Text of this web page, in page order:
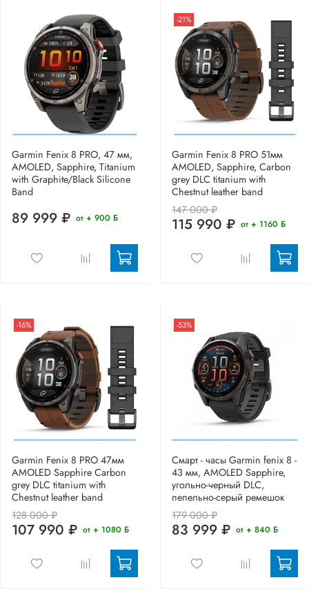
Garmin Fenix 8 PRO, 47 мм,
AMOLED, Sapphire, Titanium
with Graphite/Black Silicone
Band
89 999 ₽ от + 900 Б
-21%
Garmin Fenix 8 PRO 51мм
AMOLED, Sapphire, Carbon
grey DLC titanium with
Chestnut leather band
147 000 ₽
115 990 ₽ от + 1160 Б
-16%
Garmin Fenix 8 PRO 47мм
AMOLED Sapphire Carbon
grey DLC titanium with
Chestnut leather band
128 000 ₽
107 990 ₽ от + 1080 Б
-53%
Смарт - часы Garmin fenix 8 -
43 мм, AMOLED Sapphire,
угольно-черный DLC,
пепельно-серый ремешок
179 000 ₽
83 999 ₽ от + 840 Б